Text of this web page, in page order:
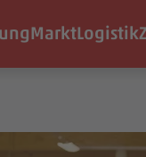
MarktLogistik